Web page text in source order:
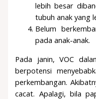
lebih besar
tubuh anak yang
Belum
pada anak-anak.
Pada janin, VOC
berpotensi
perkembangan.
cacat. Apalagi, bila